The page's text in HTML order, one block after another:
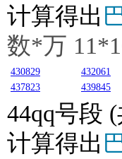
计算得出
数*万 11
430829 432061
437823
439845
44qq号段
计算得出